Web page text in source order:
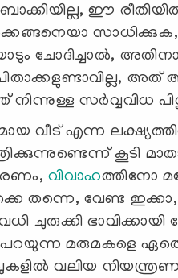
ഈ
ചോദിച്ചാല്‍,
നിന്നുള്ള സര്‍വ്വവിധ
വീട് എന്ന
കൂടി
വിവാഹത്തിനോ
തന്നെ, വേണ്ട
ചുരുക്കി
മരുമകളെ
വലിയ